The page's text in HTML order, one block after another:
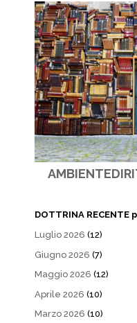
DOTTRINA RECENTE
Luglio 2026 (12)
Giugno 2026 (7)
Maggio 2026 (12)
Aprile 2026 (10)
Marzo 2026 (10)